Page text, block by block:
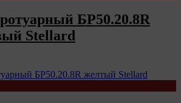
БР50.20.8R
Stellard